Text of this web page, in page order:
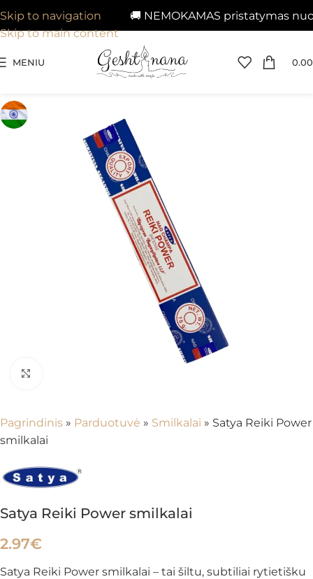
🚚 NEMOKAMAS pristatymas nuo
Skip to navigation
Skip to main content
MENIU 0.00
Pagrindinis » Parduotuvė » Smilkalai » Satya Reiki Power
smilkalai
Satya Reiki Power smilkalai
2.97€
Satya Reiki Power smilkalai – tai šiltu, subtiliai rytietišku